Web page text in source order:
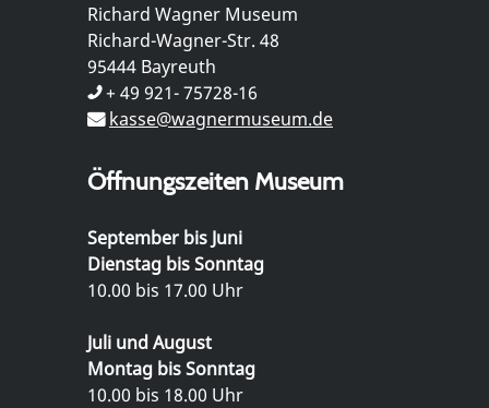
Richard Wagner Museum
Richard-Wagner-Str. 48
95444 Bayreuth
+ 49 921- 75728-16
kasse@wagnermuseum.de
Öffnungszeiten Museum
September bis Juni
Dienstag bis Sonntag
10.00 bis 17.00 Uhr
Juli und August
Montag bis Sonntag
10.00 bis 18.00 Uhr